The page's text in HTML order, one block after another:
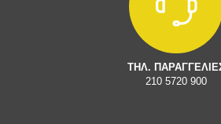
ΤΗΛ.
210 5720 900